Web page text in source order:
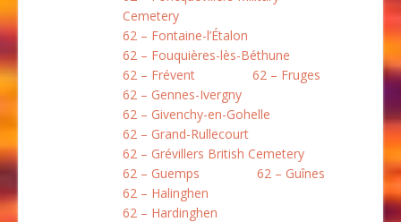
Cemetery
62 – Fontaine-l’Étalon
62 – Fouquières-lès-Béthune
62 – Frévent
62 – Fruges
62 – Gennes-Ivergny
62 – Givenchy-en-Gohelle
62 – Grand-Rullecourt
62 – Grévillers British Cemetery
62 – Guemps
62 – Guînes
62 – Halinghen
62 – Hardinghen